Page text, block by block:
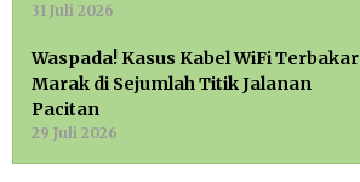
31 Juli 2026
Waspada! Kasus Kabel WiFi Terbakar
Marak di Sejumlah Titik Jalanan
Pacitan
29 Juli 2026